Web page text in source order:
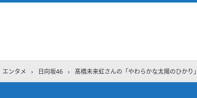
エンタメ › 日向坂46 › 髙橋未来虹さんの「やわらかな太陽のひかり